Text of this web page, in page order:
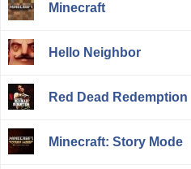
Minecraft
Hello Neighbor
Red Dead Redemption
Minecraft: Story Mode